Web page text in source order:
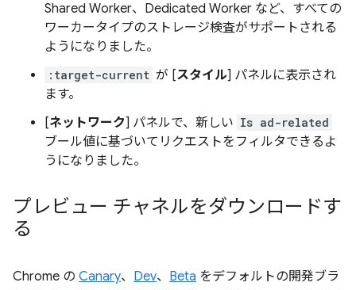
Shared Worker、Dedicated Worker など、すべての
ワーカータイプのストレージ検査がサポートされる
ようになりました。
:target-current が [スタイル] パネルに表示され
ます。
[ネットワーク] パネルで、新しい Is ad-related
ブール値に基づいてリクエストをフィルタできるよ
うになりました。
プレビュー チャネルをダウンロードす
る
Chrome の Canary、 Dev、 Beta をデフォルトの開発ブラ